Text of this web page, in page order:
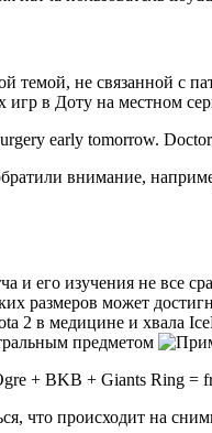
темой, не связанной с
игр в Доту на местном
early tomorrow.
внимание,
и его изучения не все
размеров может
предметом
+ BKB + Giants Ring =
что происходит на